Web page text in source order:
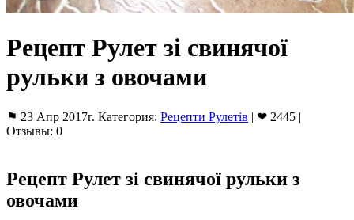
Рецепт Рулет зі свинячої
рульки з овочами
⚑ 23 Апр 2017г. Категория: Рецепти Рулетів | ❤ 2445 |
Отзывы: 0
Рецепт Рулет зі свинячої рульки з
овочами